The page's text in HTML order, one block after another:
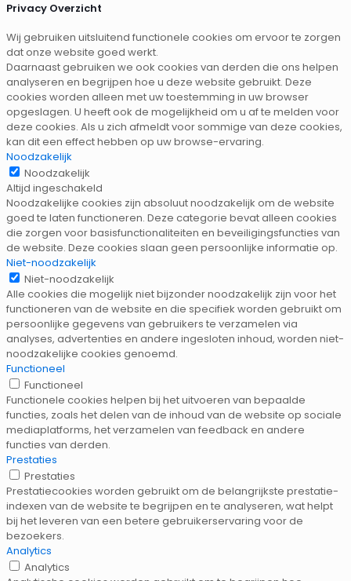
Privacy Overzicht
Wij gebruiken uitsluitend functionele cookies om ervoor te zorgen
dat onze website goed werkt.
Daarnaast gebruiken we ook cookies van derden die ons helpen
analyseren en begrijpen hoe u deze website gebruikt. Deze
cookies worden alleen met uw toestemming in uw browser
opgeslagen. U heeft ook de mogelijkheid om u af te melden voor
deze cookies. Als u zich afmeldt voor sommige van deze cookies,
kan dit een effect hebben op uw browse-ervaring.
Noodzakelijk
Noodzakelijk
Altijd ingeschakeld
Noodzakelijke cookies zijn absoluut noodzakelijk om de website
goed te laten functioneren. Deze categorie bevat alleen cookies
die zorgen voor basisfunctionaliteiten en beveiligingsfuncties van
de website. Deze cookies slaan geen persoonlijke informatie op.
Niet-noodzakelijk
Niet-noodzakelijk
Alle cookies die mogelijk niet bijzonder noodzakelijk zijn voor het
functioneren van de website en die specifiek worden gebruikt om
persoonlijke gegevens van gebruikers te verzamelen via
analyses, advertenties en andere ingesloten inhoud, worden niet-
noodzakelijke cookies genoemd.
Functioneel
Functioneel
Functionele cookies helpen bij het uitvoeren van bepaalde
functies, zoals het delen van de inhoud van de website op sociale
mediaplatforms, het verzamelen van feedback en andere
functies van derden.
Prestaties
Prestaties
Prestatiecookies worden gebruikt om de belangrijkste prestatie-
indexen van de website te begrijpen en te analyseren, wat helpt
bij het leveren van een betere gebruikerservaring voor de
bezoekers.
Analytics
Analytics